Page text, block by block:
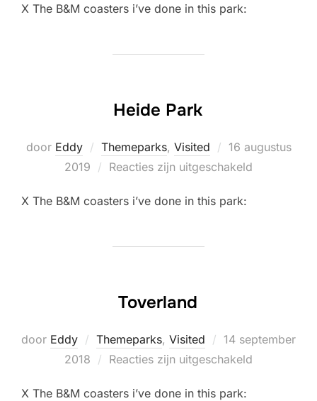
X The B&M coasters i’ve done in this park:
Heide Park
door Eddy Themeparks, Visited
Geplaatst
op
16 augustus
2019
Reacties zijn uitgeschakeld
X The B&M coasters i’ve done in this park:
Toverland
door Eddy Themeparks, Visited
Geplaatst
op
14 september
2018
Reacties zijn uitgeschakeld
X The B&M coasters i’ve done in this park: